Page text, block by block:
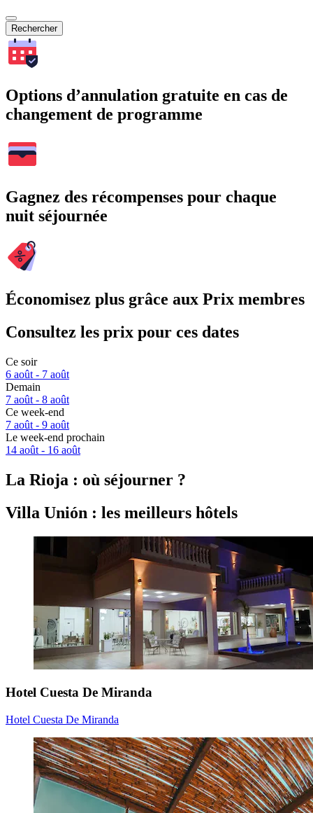
Rechercher
Options d’annulation gratuite en cas de
changement de programme
Gagnez des récompenses pour chaque
nuit séjournée
Économisez plus grâce aux Prix membres
Consultez les prix pour ces dates
Ce soir
6 août - 7 août
Demain
7 août - 8 août
Ce week-end
7 août - 9 août
Le week-end prochain
14 août - 16 août
La Rioja : où séjourner ?
Villa Unión : les meilleurs hôtels
Hotel Cuesta De Miranda
Hotel Cuesta De Miranda